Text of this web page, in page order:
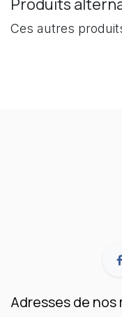
Produits
Ces autres
Adresses de nos